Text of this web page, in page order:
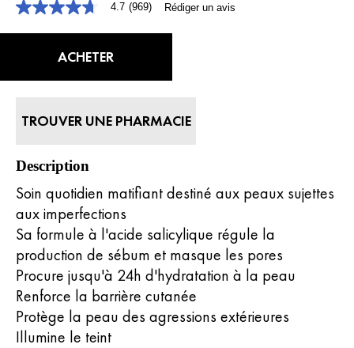
4.7
sur
moyenne.
Read
Lien
la
même
page.
4.7 (969) Rédiger un avis
ACHETER
TROUVER UNE PHARMACIE
Description
Soin quotidien matifiant destiné aux peaux sujettes
aux imperfections
Sa formule à l'acide salicylique régule la
production de sébum et masque les pores
Procure jusqu'à 24h d'hydratation à la peau
Renforce la barrière cutanée
Protège la peau des agressions extérieures
Illumine le teint